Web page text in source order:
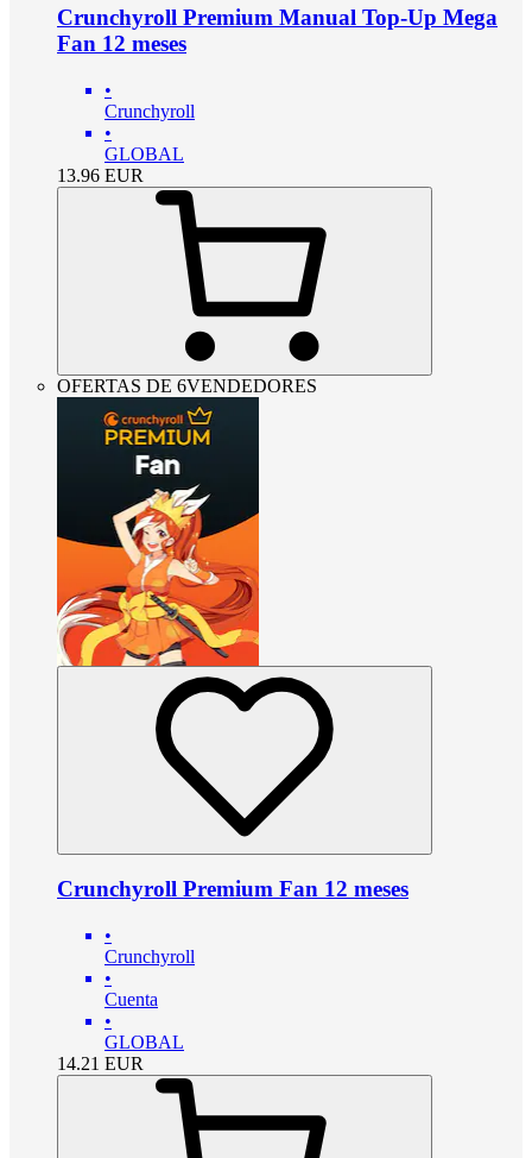
Crunchyroll Premium Manual Top-Up Mega
Fan 12 meses
•
Crunchyroll
•
GLOBAL
13.96 EUR
OFERTAS DE 6VENDEDORES
Crunchyroll Premium Fan 12 meses
•
Crunchyroll
•
Cuenta
•
GLOBAL
14.21 EUR